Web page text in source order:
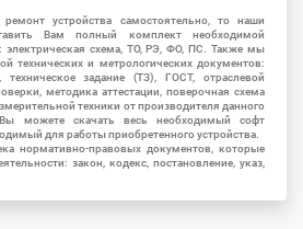
устройства самостоятельно, то наши
Вам полный комплект необходимой
электрическая схема, ТО, РЭ, ФО, ПС. Также мы
технических и метрологических документов:
техническое задание (ТЗ), ГОСТ, отраслевой
методика аттестации, поверочная схема
техники от производителя данного
можете скачать весь необходимый софт
для работы приобретенного устройства.
нормативно-правовых документов, которые
закон, кодекс, постановление, указ,